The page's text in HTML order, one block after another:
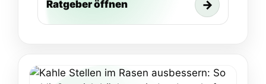
Ratgeber öffnen →